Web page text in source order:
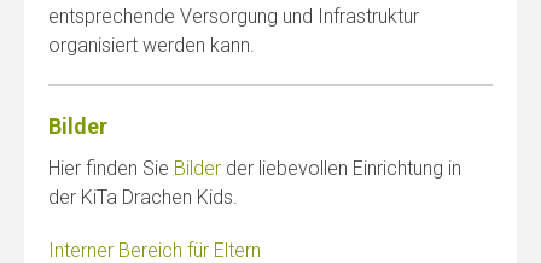
entsprechende Versorgung und Infrastruktur
organisiert werden kann.
Bilder
Hier finden Sie Bilder der liebevollen Einrichtung in
der KiTa Drachen Kids.
Interner Bereich für Eltern